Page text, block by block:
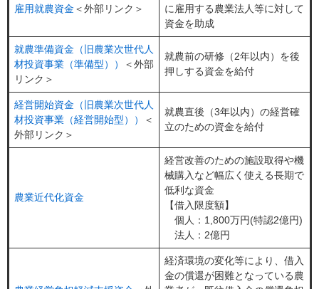
雇用就農資金 ＜外部リンク＞
に雇用する農業法人等に対して
資金を助成
就農準備資金（旧農業次世代人
材投資事業（準備型））
＜外部
リンク＞
就農前の研修（2年以内）を後
押しする資金を給付
経営開始資金（旧農業次世代人
材投資事業（経営開始型））
＜
外部リンク＞
就農直後（3年以内）の経営確
立のための資金を給付
農業近代化資金
経営改善のための施設取得や機
械購入など幅広く使える長期で
低利な資金
【借入限度額】
個人：1,800万円(特認2億円)
法人：2億円
経済環境の変化等により、借入
金の償還が困難となっている農